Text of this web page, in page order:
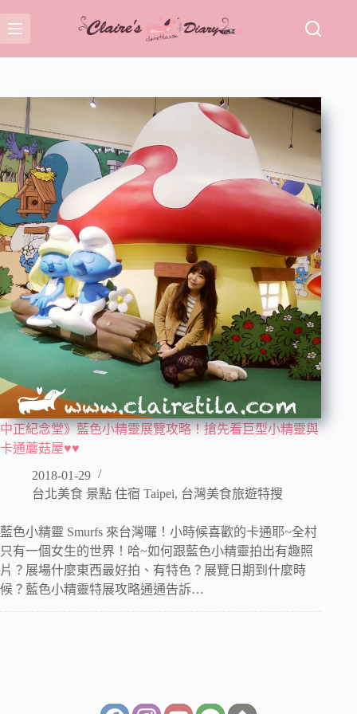
至
主
中正紀念堂》藍色小精靈展覽攻略！搶先看巨型小精靈與
卡通蘑菇屋♥♥
2018-01-29
台北美食 景點 住宿 Taipei, 台灣美食旅遊特搜
藍色小精靈 Smurfs 來台灣囉！小時候喜歡的卡通耶~全村
只有一個女生的世界！哈~如何跟藍色小精靈拍出有趣照
片？展場什麼東西最好拍、有特色？展覽日期到什麼時
候？藍色小精靈特展攻略通通告訴…